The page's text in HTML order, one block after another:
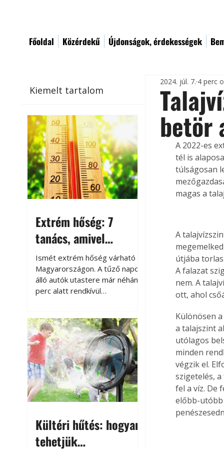
Főoldal Közérdekű Újdonságok, érdekességek
Kiemelt tartalom
Extrém hőség: 7
tanács, amivel
megóvhatjuk
autónkat a nyári
károktól
Ismét extrém hőség várható
Magyarországon. A tűző napon
álló autók utastere már néhány
perc alatt rendkívül
megközelítheti. Ez nemcsak a
beszállást teszi kellemetlenné,
hanem az autó állapotára és a
benne hagyott tárgyakra is
káros hatással lehet. Néhány
egyszerű óvintézkedéssel
azonban jelentősen
csökkenthetjük a hőség káros
Kültéri hűtés: hogyan
tehetjük
betör
2024. júl. 7. 4 perc
A 2022-es
tél is
túlságosan
magas a
A
útjába
A falazat
nem. A
ott, ahol
Különösen
a talajszint
utólagos
minden
végzik el.
szigetelés,
fel a víz. De
előbb-utóbb